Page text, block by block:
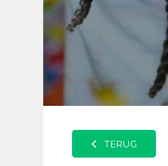
TERUG